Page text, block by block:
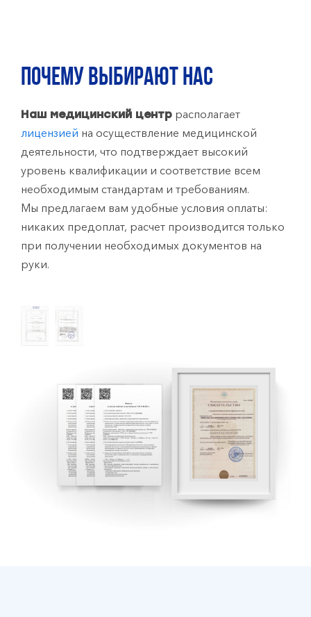
ПОЧЕМУ ВЫБИРАЮТ НАС
Наш медицинский центр располагает
лицензией на осуществление медицинской
деятельности, что подтверждает высокий
уровень квалификации и соответствие всем
необходимым стандартам и требованиям.
Мы предлагаем вам удобные условия оплаты:
никаких предоплат, расчет производится только
при получении необходимых документов на
руки.